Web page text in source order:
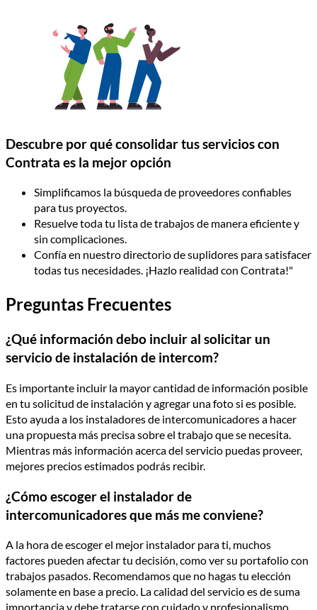
Descubre por qué consolidar tus servicios con
Contrata es la mejor opción
Simplificamos la búsqueda de proveedores confiables
para tus proyectos.
Resuelve toda tu lista de trabajos de manera eficiente y
sin complicaciones.
Confía en nuestro directorio de suplidores para satisfacer
todas tus necesidades. ¡Hazlo realidad con Contrata!"
Preguntas Frecuentes
¿Qué información debo incluir al solicitar un
servicio de instalación de intercom?
Es importante incluir la mayor cantidad de información posible
en tu solicitud de instalación y agregar una foto si es posible.
Esto ayuda a los instaladores de intercomunicadores a hacer
una propuesta más precisa sobre el trabajo que se necesita.
Mientras más información acerca del servicio puedas proveer,
mejores precios estimados podrás recibir.
¿Cómo escoger el instalador de
intercomunicadores que más me conviene?
A la hora de escoger el mejor instalador para ti, muchos
factores pueden afectar tu decisión, como ver su portafolio con
trabajos pasados. Recomendamos que no hagas tu elección
solamente en base a precio. La calidad del servicio es de suma
importancia y debe tratarse con cuidado y profesionalismo.